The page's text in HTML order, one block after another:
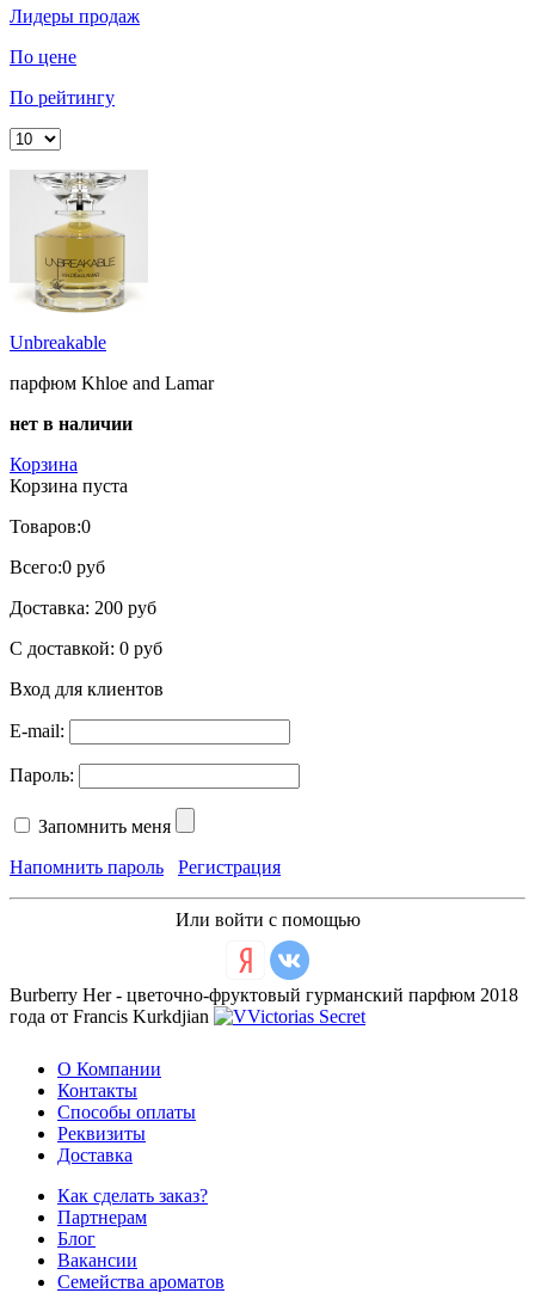
Лидеры продаж
По цене
По рейтингу
Unbreakable
парфюм Khloe and Lamar
нет в наличии
Корзина
Корзина пуста
Товаров:0
Всего:0 руб
Доставка: 200 руб
С доставкой: 0 руб
Вход для клиентов
E-mail:
Пароль:
Запомнить меня
Напомнить пароль
Регистрация
Или войти с помощью
Burberry Her - цветочно-фруктовый гурманский парфюм 2018
года от Francis Kurkdjian
О Компании
Контакты
Способы оплаты
Реквизиты
Доставка
Как сделать заказ?
Партнерам
Блог
Вакансии
Семейства ароматов